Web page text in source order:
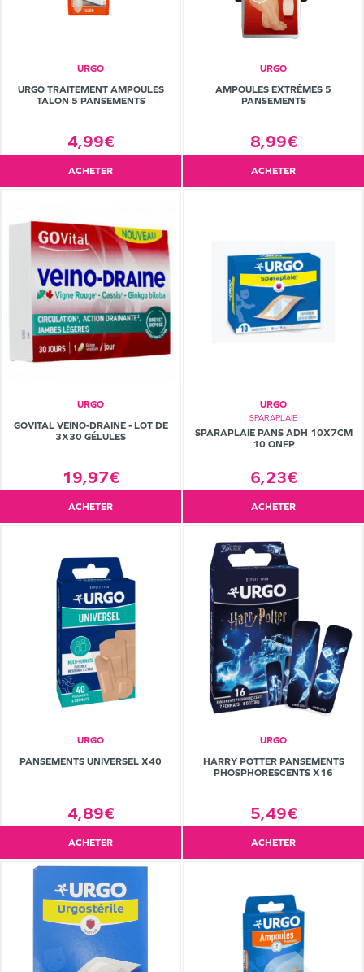
URGO
URGO TRAITEMENT AMPOULES
TALON 5 PANSEMENTS
4,99€
ACHETER
URGO
AMPOULES EXTRÊMES 5
PANSEMENTS
8,99€
ACHETER
URGO
GOVITAL VEINO-DRAINE - LOT DE
3X30 GÉLULES
19,97€
ACHETER
URGO
SPARAPLAIE
SPARAPLAIE PANS ADH 10X7CM
10 ONFP
6,23€
ACHETER
URGO
PANSEMENTS UNIVERSEL X40
4,89€
ACHETER
URGO
HARRY POTTER PANSEMENTS
PHOSPHORESCENTS X16
5,49€
ACHETER